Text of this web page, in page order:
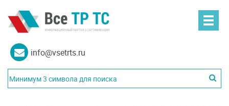
info@vsetrts.ru